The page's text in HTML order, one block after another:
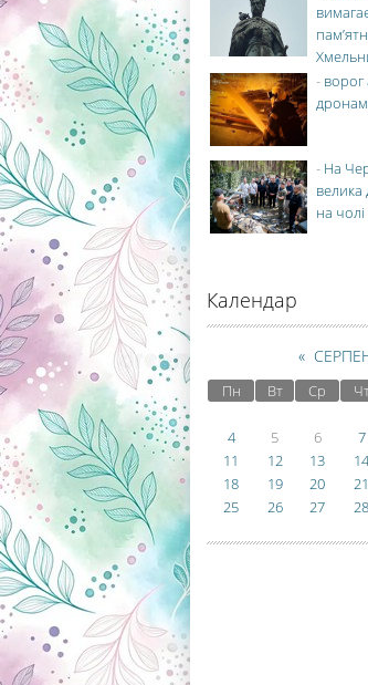
- ворог
- На
на
Календар
«
Пн Вт Ср
4
5 6 7
11
12 13 14
18
19 20 21
25
26 27 28